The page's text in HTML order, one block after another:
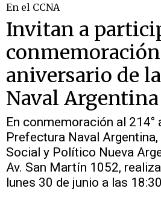
En el CCNA
Invitan a
conmemoración
aniversario de
Naval Argentina
En conmemoración al 214°
Prefectura Naval
Social y Político Nueva
Av. San Martín 1052,
lunes 30 de junio a las